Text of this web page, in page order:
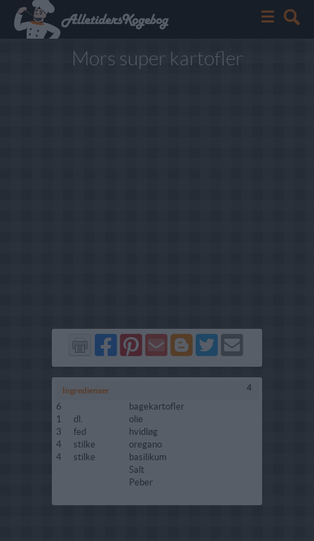
Mors super kartofler
Del
på
Facebook
Del
på
Pinterest
Send
via
GMail
Del
på
Blogger
Del
på
Twitter
Send
Ingredienser 4
6
bagekartofler
1
dl.
olie
3
fed
hvidløg
4
stilke
oregano
4
stilke
basilikum
Salt
Peber